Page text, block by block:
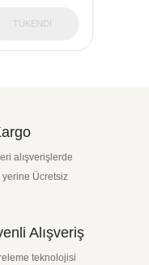
TÜKENDİ
alışverişlerde
Ücretsiz
Alışveriş
teknolojisi